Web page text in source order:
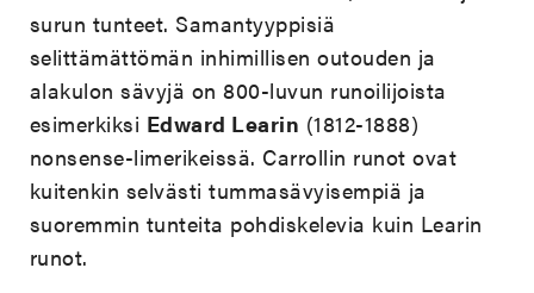
surun tunteet. Samantyyppisiä
selittämättömän inhimillisen outouden ja
alakulon sävyjä on 800-luvun runoilijoista
esimerkiksi Edward Learin (1812-1888)
nonsense-limerikeissä. Carrollin runot ovat
kuitenkin selvästi tummasävyisempiä ja
suoremmin tunteita pohdiskelevia kuin Learin
runot.